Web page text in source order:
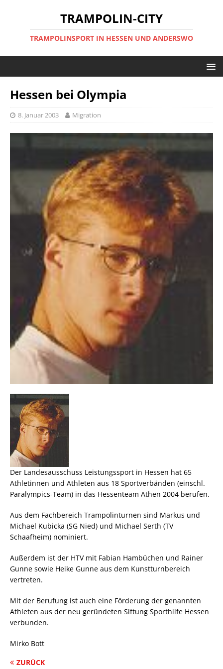
TRAMPOLIN-CITY
TRAMPOLINSPORT IN HESSEN UND ANDERSWO
Hessen bei Olympia
8. Januar 2003 Migration
Der Landesausschuss Leistungssport in Hessen hat 65
Athletinnen und Athleten aus 18 Sportverbänden (einschl.
Paralympics-Team) in das Hessenteam Athen 2004 berufen.
Aus dem Fachbereich Trampolinturnen sind Markus und
Michael Kubicka (SG Nied) und Michael Serth (TV
Schaafheim) nominiert.
Außerdem ist der HTV mit Fabian Hambüchen und Rainer
Gunne sowie Heike Gunne aus dem Kunstturnbereich
vertreten.
Mit der Berufung ist auch eine Förderung der genannten
Athleten aus der neu geründeten Siftung Sporthilfe Hessen
verbunden.
Mirko Bott
ZURÜCK